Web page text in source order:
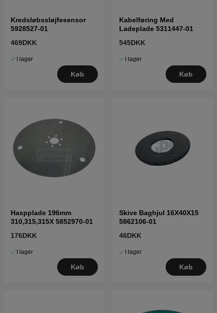
Kredsløbssløjfesensor
5928527-01
469DKK
I lager
Køb
Kabelføring Med
Ladeplade 5311447-01
545DKK
I lager
Køb
Haspplade 196mm
310,315,315X 5852970-01
176DKK
I lager
Køb
Skive Baghjul 16X40X15
5862106-01
46DKK
I lager
Køb